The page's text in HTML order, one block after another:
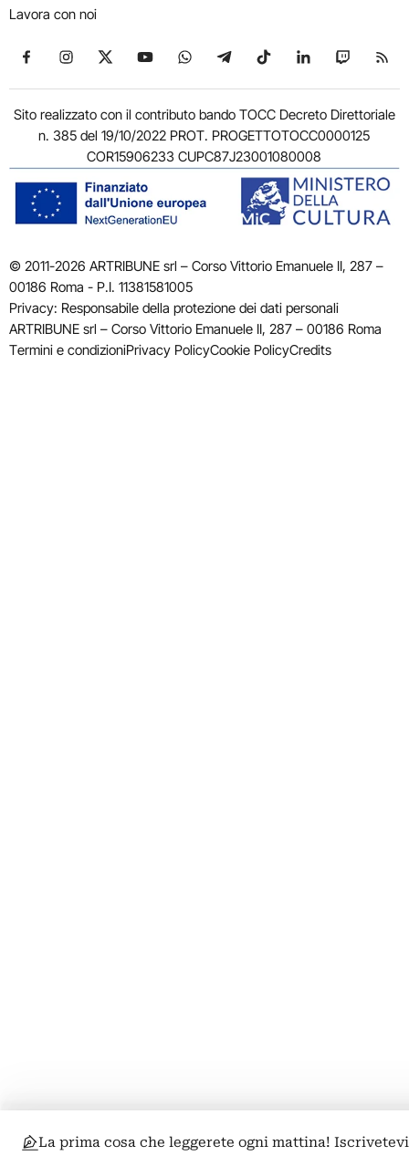
Lavora con noi
Seguici su Facebook
Seguici su Instagram
Seguici su X
Seguici su YouTube
Seguici su WhatsApp
Seguici su Telegram
Seguici su TikTok
Seguici su
Seguici
Sito realizzato con il contributo bando TOCC Decreto Direttoriale
n. 385 del 19/10/2022 PROT. PROGETTOTOCC0000125
COR15906233 CUPC87J23001080008
© 2011-2026 ARTRIBUNE srl – Corso Vittorio Emanuele II, 287 –
00186 Roma - P.I. 11381581005
Privacy: Responsabile della protezione dei dati personali
ARTRIBUNE srl – Corso Vittorio Emanuele II, 287 – 00186 Roma
Termini e condizioniPrivacy PolicyCookie PolicyCredits
La prima cosa che leggerete ogni mattina!